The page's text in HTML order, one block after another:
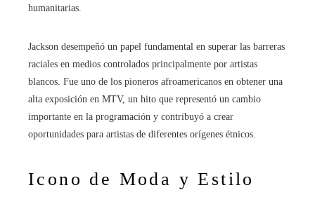
humanitarias.
Jackson desempeñó un papel fundamental en superar las barreras
raciales en medios controlados principalmente por artistas
blancos. Fue uno de los pioneros afroamericanos en obtener una
alta exposición en MTV, un hito que representó un cambio
importante en la programación y contribuyó a crear
oportunidades para artistas de diferentes orígenes étnicos.
Icono de Moda y Estilo